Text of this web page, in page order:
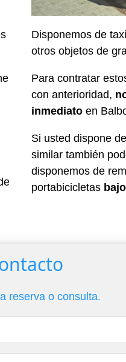
Disponemos de
otros objetos de
Para contratar
con anterioridad,
inmediatoen
Si usted dispone
similar también
disponemos de
portabicicletas
reserva o consulta.